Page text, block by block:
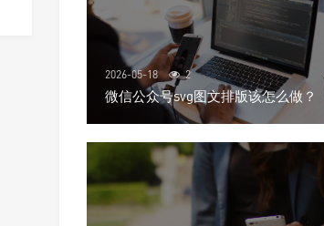
2026-05-18 2
微信公众号svg图文排版该怎么做？